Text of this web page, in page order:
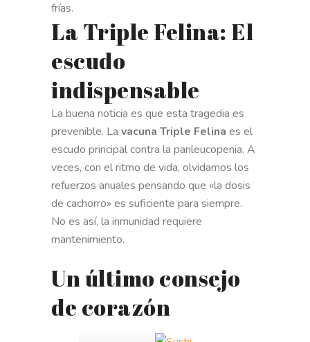
frías.
La Triple Felina: El
escudo
indispensable
La buena noticia es que esta tragedia es
prevenible. La vacuna Triple Felina es el
escudo principal contra la panleucopenia. A
veces, con el ritmo de vida, olvidamos los
refuerzos anuales pensando que «la dosis
de cachorro» es suficiente para siempre.
No es así, la inmunidad requiere
mantenimiento.
Un último consejo
de corazón